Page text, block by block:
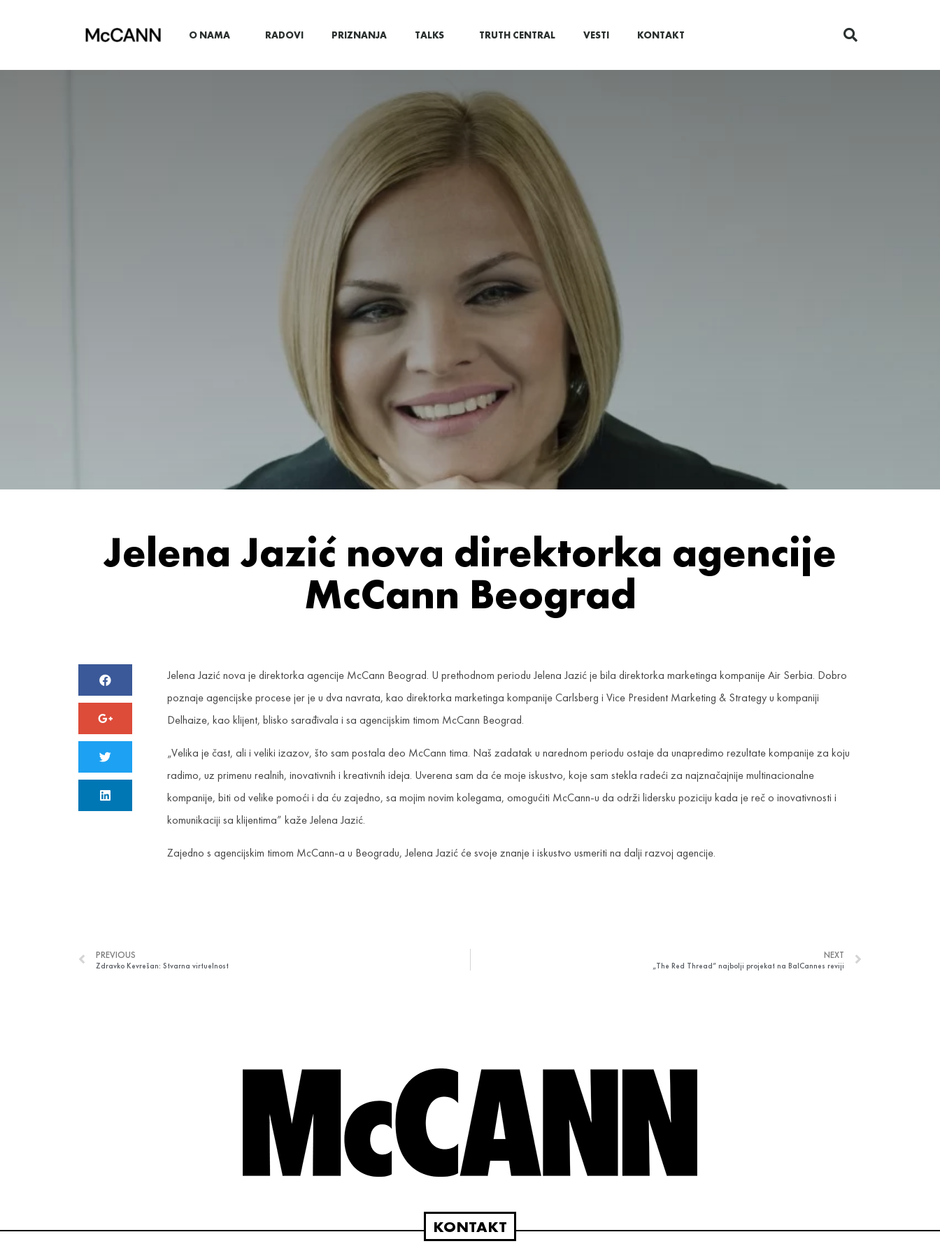
O NAMA RADOVI PRIZNANJA TALKS TRUTH CENTRAL VESTI KONTAKT
Jelena Jazić nova direktorka agencije
McCann Beograd
Jelena Jazić nova je direktorka agencije McCann Beograd. U prethodnom periodu Jelena Jazić je bila direktorka marketinga kompanije Air Serbia. Dobro
poznaje agencijske procese jer je u dva navrata, kao direktorka marketinga kompanije Carlsberg i Vice President Marketing & Strategy u kompaniji
Delhaize, kao klijent, blisko sarađivala i sa agencijskim timom McCann Beograd.
„Velika je čast, ali i veliki izazov, što sam postala deo McCann tima. Naš zadatak u narednom periodu ostaje da unapredimo rezultate kompanije za koju
radimo, uz primenu realnih, inovativnih i kreativnih ideja. Uverena sam da će moje iskustvo, koje sam stekla radeći za najznačajnije multinacionalne
kompanije, biti od velike pomoći i da ću zajedno, sa mojim novim kolegama, omogućiti McCann-u da održi lidersku poziciju kada je reč o inovativnosti i
komunikaciji sa klijentima” kaže Jelena Jazić.
Zajedno s agencijskim timom McCann-a u Beogradu, Jelena Jazić će svoje znanje i iskustvo usmeriti na dalji razvoj agencije.
PREVIOUS
Zdravko Kevrešan: Stvarna virtuelnost
NEXT
„The Red Thread” najbolji projekat na BalCannes reviji
KONTAKT